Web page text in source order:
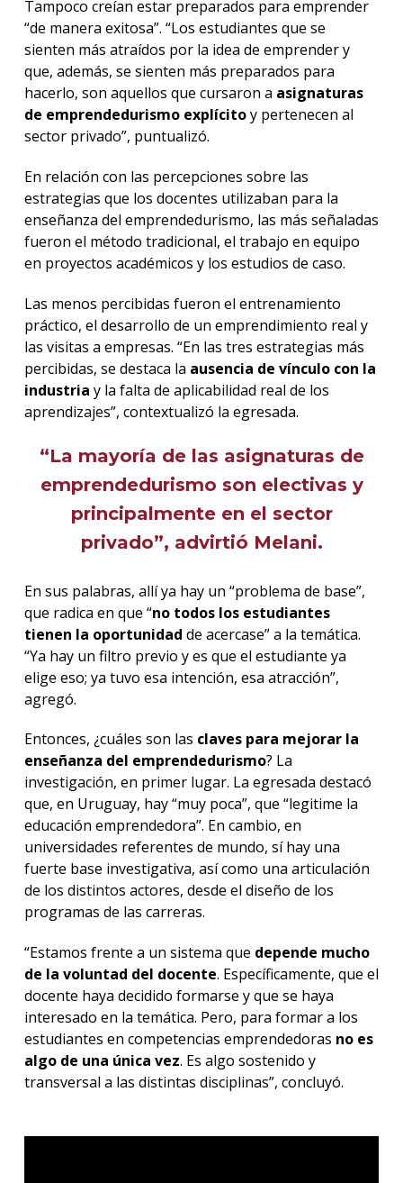
Tampoco creían estar preparados para emprender
“de manera exitosa”. “Los estudiantes que se
sienten más atraídos por la idea de emprender y
que, además, se sienten más preparados para
hacerlo, son aquellos que cursaron a asignaturas
de emprendedurismo explícitoy pertenecen al
sector privado”, puntualizó.
En relación con las percepciones sobre las
estrategias que los docentes utilizaban para la
enseñanza del emprendedurismo, las más señaladas
fueron el método tradicional, el trabajo en equipo
en proyectos académicos y los estudios de caso.
Las menos percibidas fueron el entrenamiento
práctico, el desarrollo de un emprendimiento real y
las visitas a empresas. “En las tres estrategias más
percibidas, se destaca la ausencia de vínculo con la
industria y la falta de aplicabilidad real de los
aprendizajes”, contextualizó la egresada.
“La mayoría de las asignaturas de
emprendedurismo son electivas y
principalmente en el sector
privado”, advirtió Melani.
En sus palabras, allí ya hay un “problema de base”,
que radica en que “no todos los estudiantes
tienen la oportunidad de acercase” a la temática.
“Ya hay un filtro previo y es que el estudiante ya
elige eso; ya tuvo esa intención, esa atracción”,
agregó.
Entonces, ¿cuáles son las claves para mejorar la
enseñanza del emprendedurismo? La
investigación, en primer lugar. La egresada destacó
que, en Uruguay, hay “muy poca”, que “legitime la
educación emprendedora”. En cambio, en
universidades referentes de mundo, sí hay una
fuerte base investigativa, así como una articulación
de los distintos actores, desde el diseño de los
programas de las carreras.
“Estamos frente a un sistema que depende mucho
de la voluntad del docente. Específicamente, que el
docente haya decidido formarse y que se haya
interesado en la temática. Pero, para formar a los
estudiantes en competencias emprendedoras no es
algo de una única vez. Es algo sostenido y
transversal a las distintas disciplinas”, concluyó.